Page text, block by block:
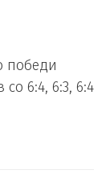
победи
6:4, 6:3, 6:4